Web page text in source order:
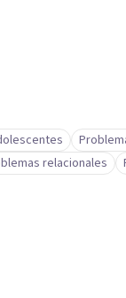
relacionales